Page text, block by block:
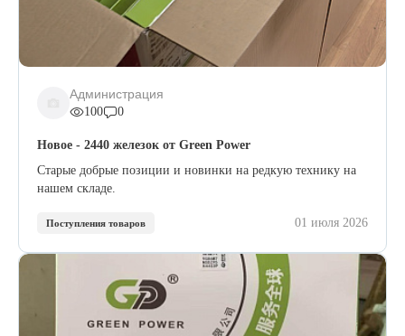
Администрация
100 0
Новое - 2440 железок от Green Power
Старые добрые позиции и новинки на редкую технику на
нашем складе.
Поступления товаров 01 июля 2026